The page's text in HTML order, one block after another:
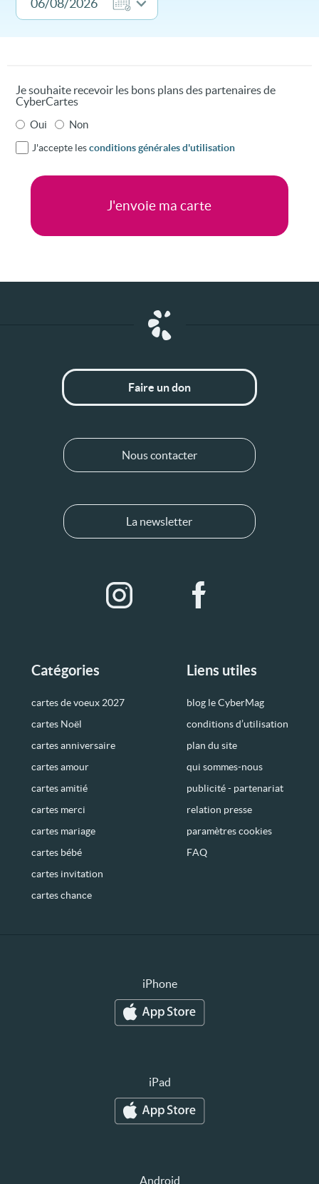
Je souhaite recevoir les bons plans des partenaires de
CyberCartes
Oui Non
J'accepte lesconditions générales d'utilisation
Catégories
cartes de voeux 2027
cartes Noël
cartes anniversaire
cartes amour
cartes amitié
cartes merci
cartes mariage
cartes bébé
cartes invitation
cartes chance
Liens utiles
blog le CyberMag
conditions d’utilisation
plan du site
qui sommes-nous
publicité - partenariat
relation presse
paramètres cookies
FAQ
Faire un don
Nous contacter
La newsletter
iPhone
iPad
Android